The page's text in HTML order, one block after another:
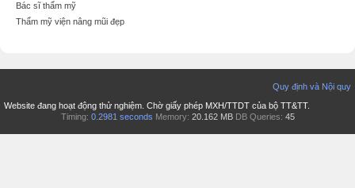
Bác sĩ thẩm mỹ
Thẩm mỹ viện nâng mũi đẹp
Quy định và Nội quy
Website đang hoạt động thử nghiệm. Chờ giấy phép MXH/TTDT của bộ TT&TT.
Timing: 0.2981 seconds Memory: 20.162 MB DB Queries: 45